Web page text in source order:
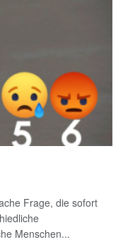
Frage, die sofort
Menschen...